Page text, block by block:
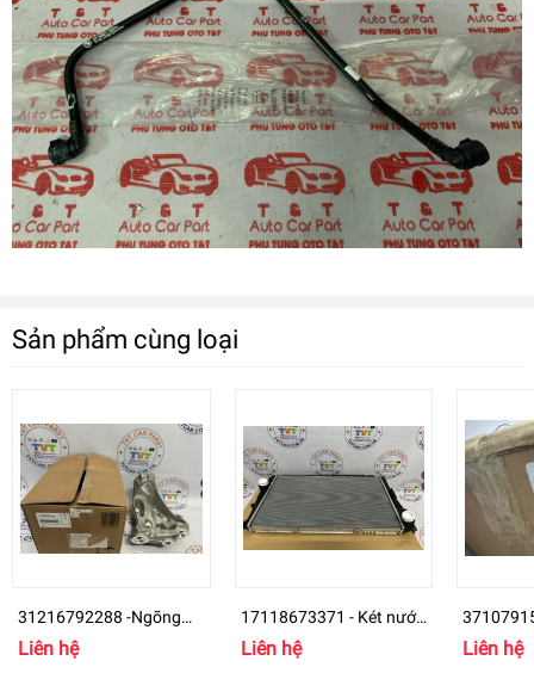
Sản phẩm cùng loại
31216792288 -Ngõng
moay ơ BMW
Liên hệ
17118673371 - Két nước
BMI I8
Liên hệ
trước trái
G11 G12
Liên hệ